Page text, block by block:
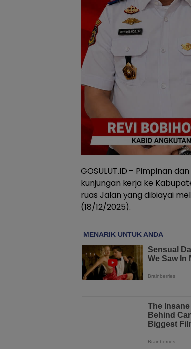
GOSULUT.ID – Pimpinan
kunjungan kerja ke
ruas Jalan yang dibiayai
(18/12/2025).